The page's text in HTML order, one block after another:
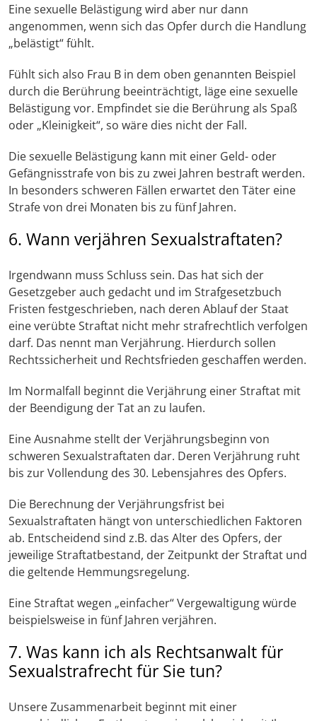
Eine sexuelle Belästigung wird aber nur dann
angenommen, wenn sich das Opfer durch die Handlung
„belästigt“ fühlt.
Fühlt sich also Frau B in dem oben genannten Beispiel
durch die Berührung beeinträchtigt, läge eine sexuelle
Belästigung vor. Empfindet sie die Berührung als Spaß
oder „Kleinigkeit“, so wäre dies nicht der Fall.
Die sexuelle Belästigung kann mit einer Geld- oder
Gefängnisstrafe von bis zu zwei Jahren bestraft werden.
In besonders schweren Fällen erwartet den Täter eine
Strafe von drei Monaten bis zu fünf Jahren.
6. Wann verjähren Sexualstraftaten?
Irgendwann muss Schluss sein. Das hat sich der
Gesetzgeber auch gedacht und im Strafgesetzbuch
Fristen festgeschrieben, nach deren Ablauf der Staat
eine verübte Straftat nicht mehr strafrechtlich verfolgen
darf. Das nennt man Verjährung. Hierdurch sollen
Rechtssicherheit und Rechtsfrieden geschaffen werden.
Im Normalfall beginnt die Verjährung einer Straftat mit
der Beendigung der Tat an zu laufen.
Eine Ausnahme stellt der Verjährungsbeginn von
schweren Sexualstraftaten dar. Deren Verjährung ruht
bis zur Vollendung des 30. Lebensjahres des Opfers.
Die Berechnung der Verjährungsfrist bei
Sexualstraftaten hängt von unterschiedlichen Faktoren
ab. Entscheidend sind z.B. das Alter des Opfers, der
jeweilige Straftatbestand, der Zeitpunkt der Straftat und
die geltende Hemmungsregelung.
Eine Straftat wegen „einfacher“ Vergewaltigung würde
beispielsweise in fünf Jahren verjähren.
7. Was kann ich als Rechtsanwalt für
Sexualstrafrecht für Sie tun?
Unsere Zusammenarbeit beginnt mit einer